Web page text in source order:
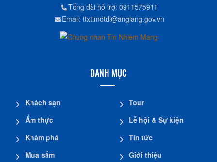
Tổng đài hỗ trợ: 0911575911
Email: ttxttmdtdl@angiang.gov.vn
DANH MỤC
Khách sạn
Ẩm thực
Khám phá
Mua sắm
Tour
Lễ hội & Sự kiện
Tin tức
Giới thiệu